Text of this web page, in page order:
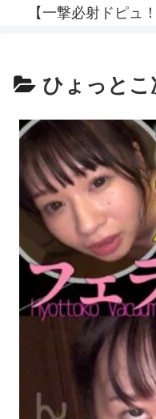
【一撃必射ドピュ
ひょっとこ